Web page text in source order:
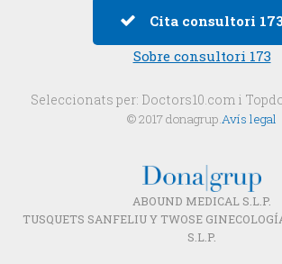
Cita consultori 173
Sobre consultori 173
Seleccionats per: Doctors10.comi
© 2017 donagrup.Avís legal
ABOUND MEDICAL S.L.P.
TUSQUETS SANFELIU Y TWOSE
S.L.P.